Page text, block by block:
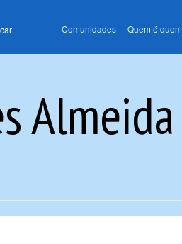
Comunidades Quem é quem
Almeida